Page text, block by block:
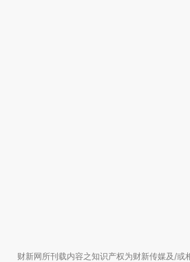
财新网所刊载内容之知识产权为财新传媒及/或